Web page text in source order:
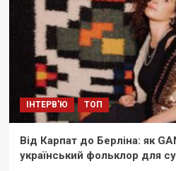
ІНТЕРВ'Ю ТОП
Від Карпат до Берліна: як
український фольклор для